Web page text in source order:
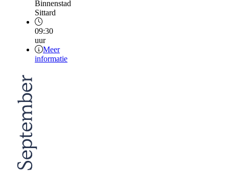
Binnenstad
Sittard
09:30
uur
Meer
informatie